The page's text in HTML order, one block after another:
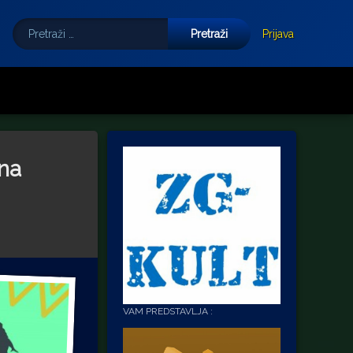
mail
Pretraži:
Prijava
VAM PREDSTAVLJA :